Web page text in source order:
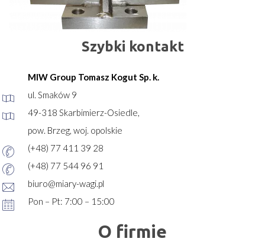
Szybki kontakt
MIW Group Tomasz Kogut Sp. k.
ul. Smaków 9
49-318 Skarbimierz-Osiedle,
pow. Brzeg, woj. opolskie
(+48) 77 411 39 28
(+48) 77 544 96 91
biuro@miary-wagi.pl
Pon – Pt: 7:00 – 15:00
O firmie